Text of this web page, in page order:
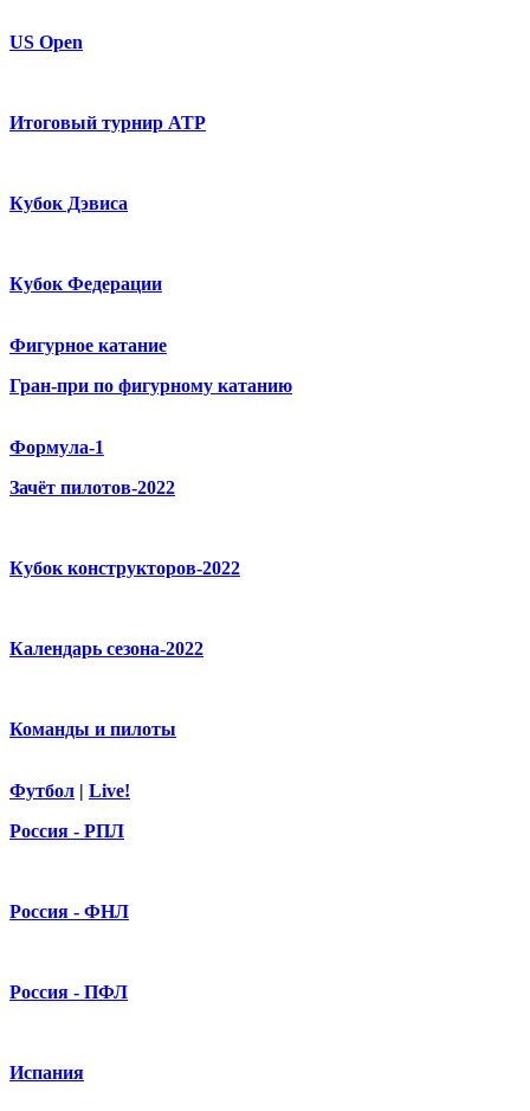
US Open
Итоговый турнир ATP
Кубок Дэвиса
Кубок Федерации
Фигурное катание
Гран-при по фигурному катанию
Формула-1
Зачёт пилотов-2022
Кубок конструкторов-2022
Календарь сезона-2022
Команды и пилоты
Футбол | Live!
Россия - РПЛ
Россия - ФНЛ
Россия - ПФЛ
Испания